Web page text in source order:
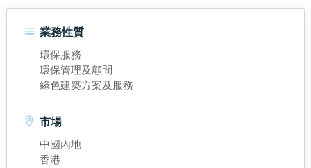
業務性質
環保服務
環保管理及顧問
綠色建築方案及服務
市場
中國內地
香港